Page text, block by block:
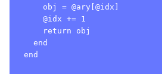
      obj = @ary[@idx]
      @idx += 1
      return obj
    end
  end